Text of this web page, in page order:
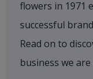
flowers in 1971
successful
Read on to
business we are